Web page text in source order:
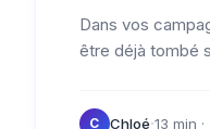
Dans vos
être déjà tombé
C Chloé·13 min